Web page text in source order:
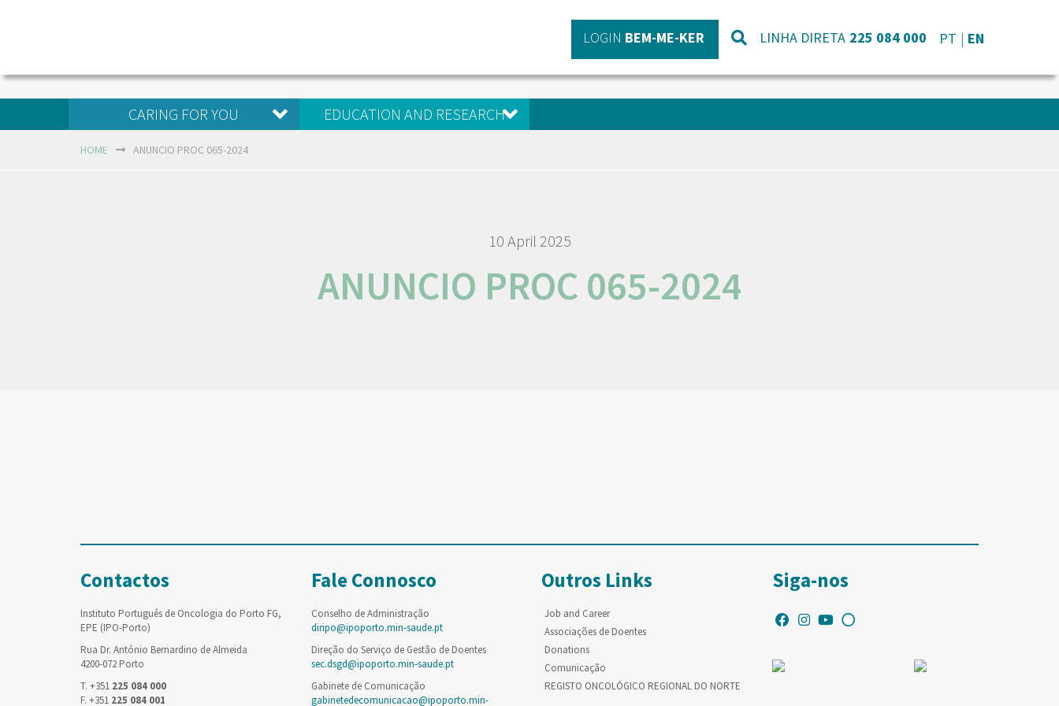
LOGIN BEM-ME-KER LINHA DIRETA 225 084 000 PT EN
CARING FOR YOU EDUCATION AND RESEARCH
HOME ANUNCIO PROC 065-2024
10 April 2025
ANUNCIO PROC 065-2024
Contactos
Instituto Português de Oncologia do Porto FG,
EPE (IPO-Porto)
Rua Dr. António Bernardino de Almeida
4200-072 Porto
T. +351 225 084 000
F. +351 225 084 001
Fale Connosco
Conselho de Administração
diripo@ipoporto.min-saude.pt
Direção do Serviço de Gestão de Doentes
sec.dsgd@ipoporto.min-saude.pt
Gabinete de Comunicação
gabinetedecomunicacao@ipoporto.min-
Outros Links
Job and Career
Associações de Doentes
Donations
Comunicação
REGISTO ONCOLÓGICO REGIONAL DO NORTE
Siga-nos